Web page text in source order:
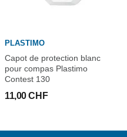
PLASTIMO
Capot de protection blanc
pour compas Plastimo
Contest 130
11,00 CHF